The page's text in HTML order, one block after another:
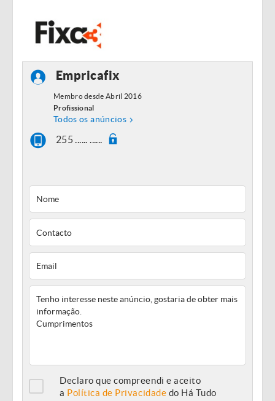
Empricafix
Membro desde Abril 2016
Profissional
Todos os anúncios
255 ...... ......
Declaro que compreendi e aceito
a Política de Privacidade do Há Tudo